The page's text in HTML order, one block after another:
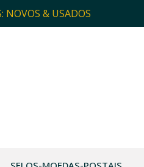
NOVOS & USADOS